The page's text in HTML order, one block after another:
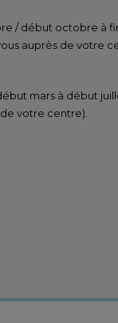
/ début octobre à
auprès de votre
mars à début
votre centre).